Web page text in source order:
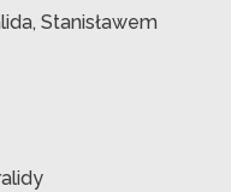
Stanisławem